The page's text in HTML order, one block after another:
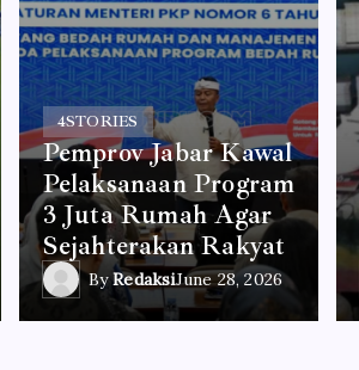
4STORIES
Pemprov Jabar Kawal
Pelaksanaan Program
3 Juta Rumah Agar
Sejahterakan Rakyat
By RedaksiJune 28, 2026